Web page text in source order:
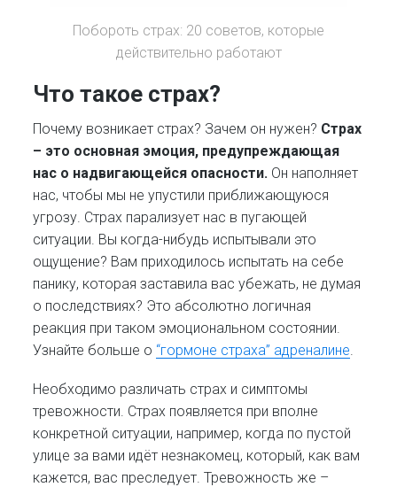
Побороть страх: 20 советов, которые
действительно работают
Что такое страх?
Почему возникает страх? Зачем он нужен? Страх
– это основная эмоция, предупреждающая
нас о надвигающейся опасности. Он наполняет
нас, чтобы мы не упустили приближающуюся
угрозу. Страх парализует нас в пугающей
ситуации. Вы когда-нибудь испытывали это
ощущение? Вам приходилось испытать на себе
панику, которая заставила вас убежать, не думая
о последствиях? Это абсолютно логичная
реакция при таком эмоциональном состоянии.
Узнайте больше о “гормоне страха” адреналине
Необходимо различать страх и симптомы
тревожности. Страх появляется при вполне
конкретной ситуации, например, когда по пустой
улице за вами идёт незнакомец, который, как вам
кажется, вас преследует. Тревожность же –